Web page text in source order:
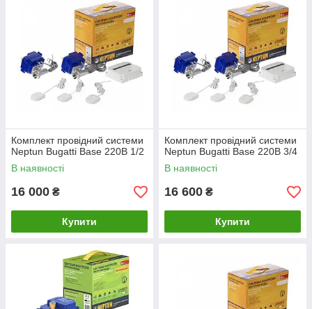
Комплект провідний системи
Neptun Bugatti Base 220B 1/2
В наявності
16 000 ₴
Купити
Комплект провідний системи
Neptun Bugatti Base 220B 3/4
В наявності
16 600 ₴
Купити